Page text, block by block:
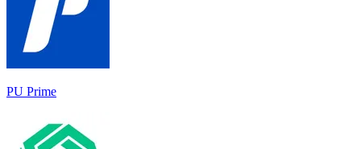
PU Prime